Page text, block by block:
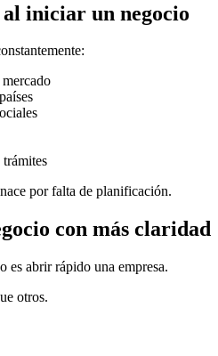
iniciar un negocio
trámites
por falta de planificación.
con más claridad
es abrir rápido una empresa.
otros.